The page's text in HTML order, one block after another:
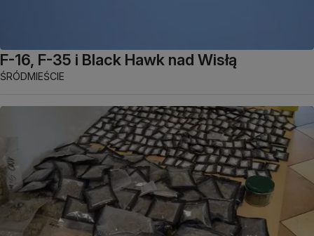
F-16, F-35 i Black Hawk nad Wisłą
ŚRÓDMIEŚCIE